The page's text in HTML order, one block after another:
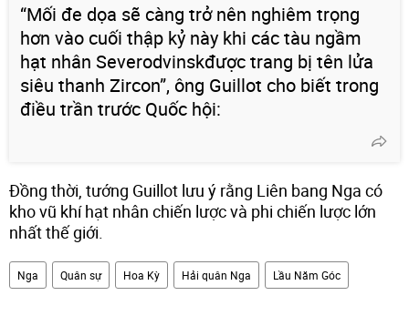
“Mối đe dọa sẽ càng trở nên nghiêm trọng
hơn vào cuối thập kỷ này khi các tàu ngầm
hạt nhân Severodvinskđược trang bị tên lửa
siêu thanh Zircon”, ông Guillot cho biết trong
điều trần trước Quốc hội:
Đồng thời, tướng Guillot lưu ý rằng Liên bang Nga có
kho vũ khí hạt nhân chiến lược và phi chiến lược lớn
nhất thế giới.
Nga Quân sự Hoa Kỳ Hải quân Nga Lầu Năm Góc